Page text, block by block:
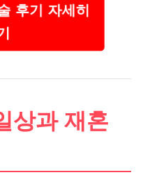
후기 자세히
상과 재혼